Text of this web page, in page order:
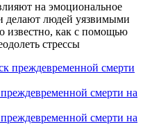
на эмоциональное
делают людей уязвимыми
известно, как с помощью
стрессы
смерти на
смерти на